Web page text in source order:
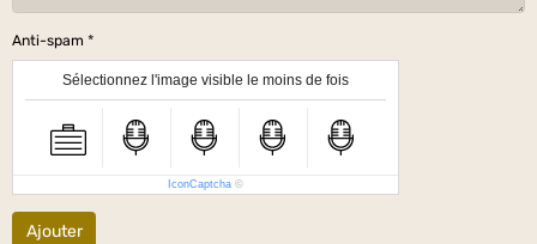
Anti-spam
Sélectionnez l'image visible le moins de fois
IconCaptcha ©
Ajouter